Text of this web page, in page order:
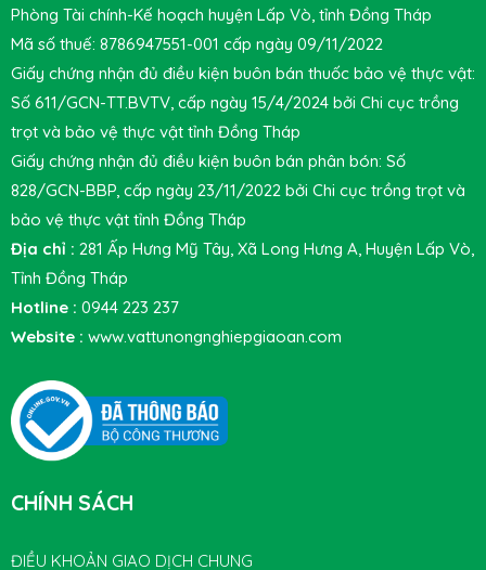
Phòng Tài chính-Kế hoạch huyện Lấp Vò, tỉnh Đồng Tháp
Mã số thuế: 8786947551-001 cấp ngày 09/11/2022
Giấy chứng nhận đủ điều kiện buôn bán thuốc bảo vệ thực vật:
Số 611/GCN-TT.BVTV, cấp ngày 15/4/2024 bởi Chi cục trồng
trọt và bảo vệ thực vật tỉnh Đồng Tháp
Giấy chứng nhận đủ điều kiện buôn bán phân bón: Số
828/GCN-BBP, cấp ngày 23/11/2022 bởi Chi cục trồng trọt và
bảo vệ thực vật tỉnh Đồng Tháp
Địa chỉ : 281 Ấp Hưng Mỹ Tây, Xã Long Hưng A, Huyện Lấp Vò,
Tỉnh Đồng Tháp
Hotline : 0944 223 237
Website : www.vattunongnghiepgiaoan.com
CHÍNH SÁCH
ĐIỀU KHOẢN GIAO DỊCH CHUNG